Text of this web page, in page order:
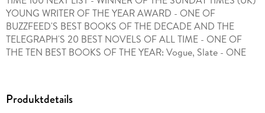
YOUNG WRITER OF THE YEAR AWARD - ONE OF
BUZZFEED'S BEST BOOKS OF THE DECADE AND THE
TELEGRAPH'S 20 BEST NOVELS OF ALL TIME - ONE OF
THE TEN BEST BOOKS OF THE YEAR: Vogue, Slate - ONE
best friend is the beautiful and endlessly self-possessed
Produktdetails